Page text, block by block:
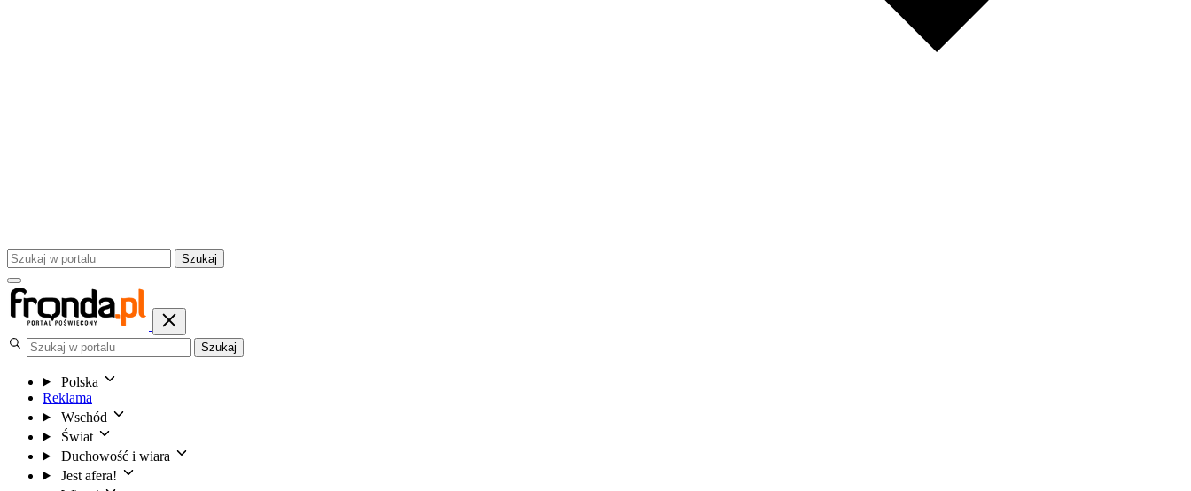
Szukaj
Szukaj
Polska
Reklama
Wschód
Świat
Duchowość i wiara
Jest afera!